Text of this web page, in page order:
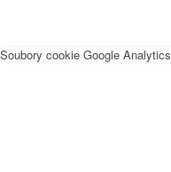
Soubory cookie Google Analytics